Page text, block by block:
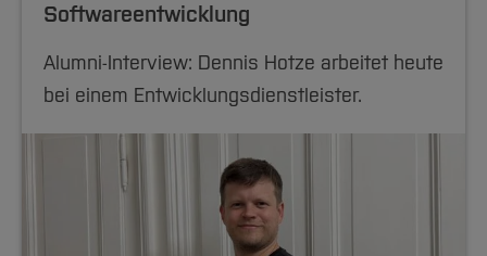
Softwareentwicklung
Alumni-Interview: Dennis Hotze arbeitet heute
bei einem Entwicklungsdienstleister.